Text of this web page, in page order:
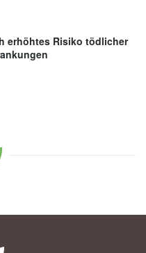
erhöhtes Risiko tödlicher